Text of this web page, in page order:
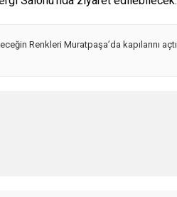
Renkleri Muratpaşa’da kapılarını açtı